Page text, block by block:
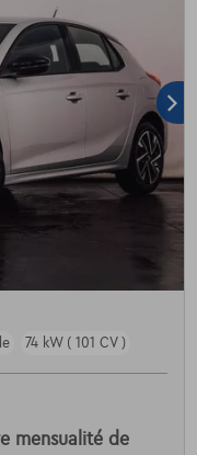
74 kW ( 101 CV )
mensualité de